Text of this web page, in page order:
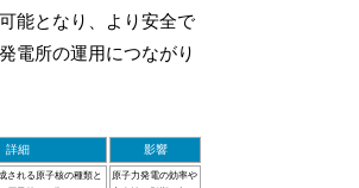
能となり、より安全で
電所の運用につながり
詳細 影響
される原子核の種類と
原子力発電の効率や